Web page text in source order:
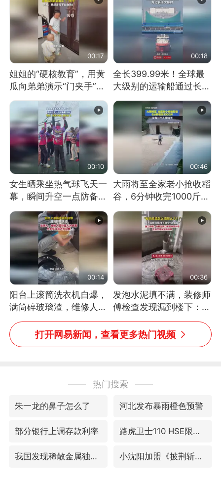
00:17
姐姐的“硬核教育”，用黄
瓜向弟弟演示“门夹手”，
网友：果然言传不如身
教！
00:18
全长399.99米！全球最
大级别的运输船通过长江
大桥这一幕，太震撼了！
00:10
女生晒乘坐热气球飞天一
幕，瞬间升空一点防备都
没有
00:46
大雨将至全家老小抢收稻
谷，6分钟收完1000斤，
没有一个人掉链子
00:14
阳台上滚筒洗衣机自爆，
满筒碎玻璃渣，维修人员
称是人为原因，从未见过
洗衣机自爆
00:36
发泡水泥填不满，装修师
傅检查发现漏到楼下：出
风口未延伸到外墙
打开网易新闻，查看更多热门视频
热门搜索
朱一龙的鼻子怎么了 河北发布暴雨橙色预警
部分银行上调存款利率 路虎卫士110 HSE限时降价
我国发现稀散金属独立新矿物——乌斯河锗矿 小沈阳加盟《披荆斩棘》